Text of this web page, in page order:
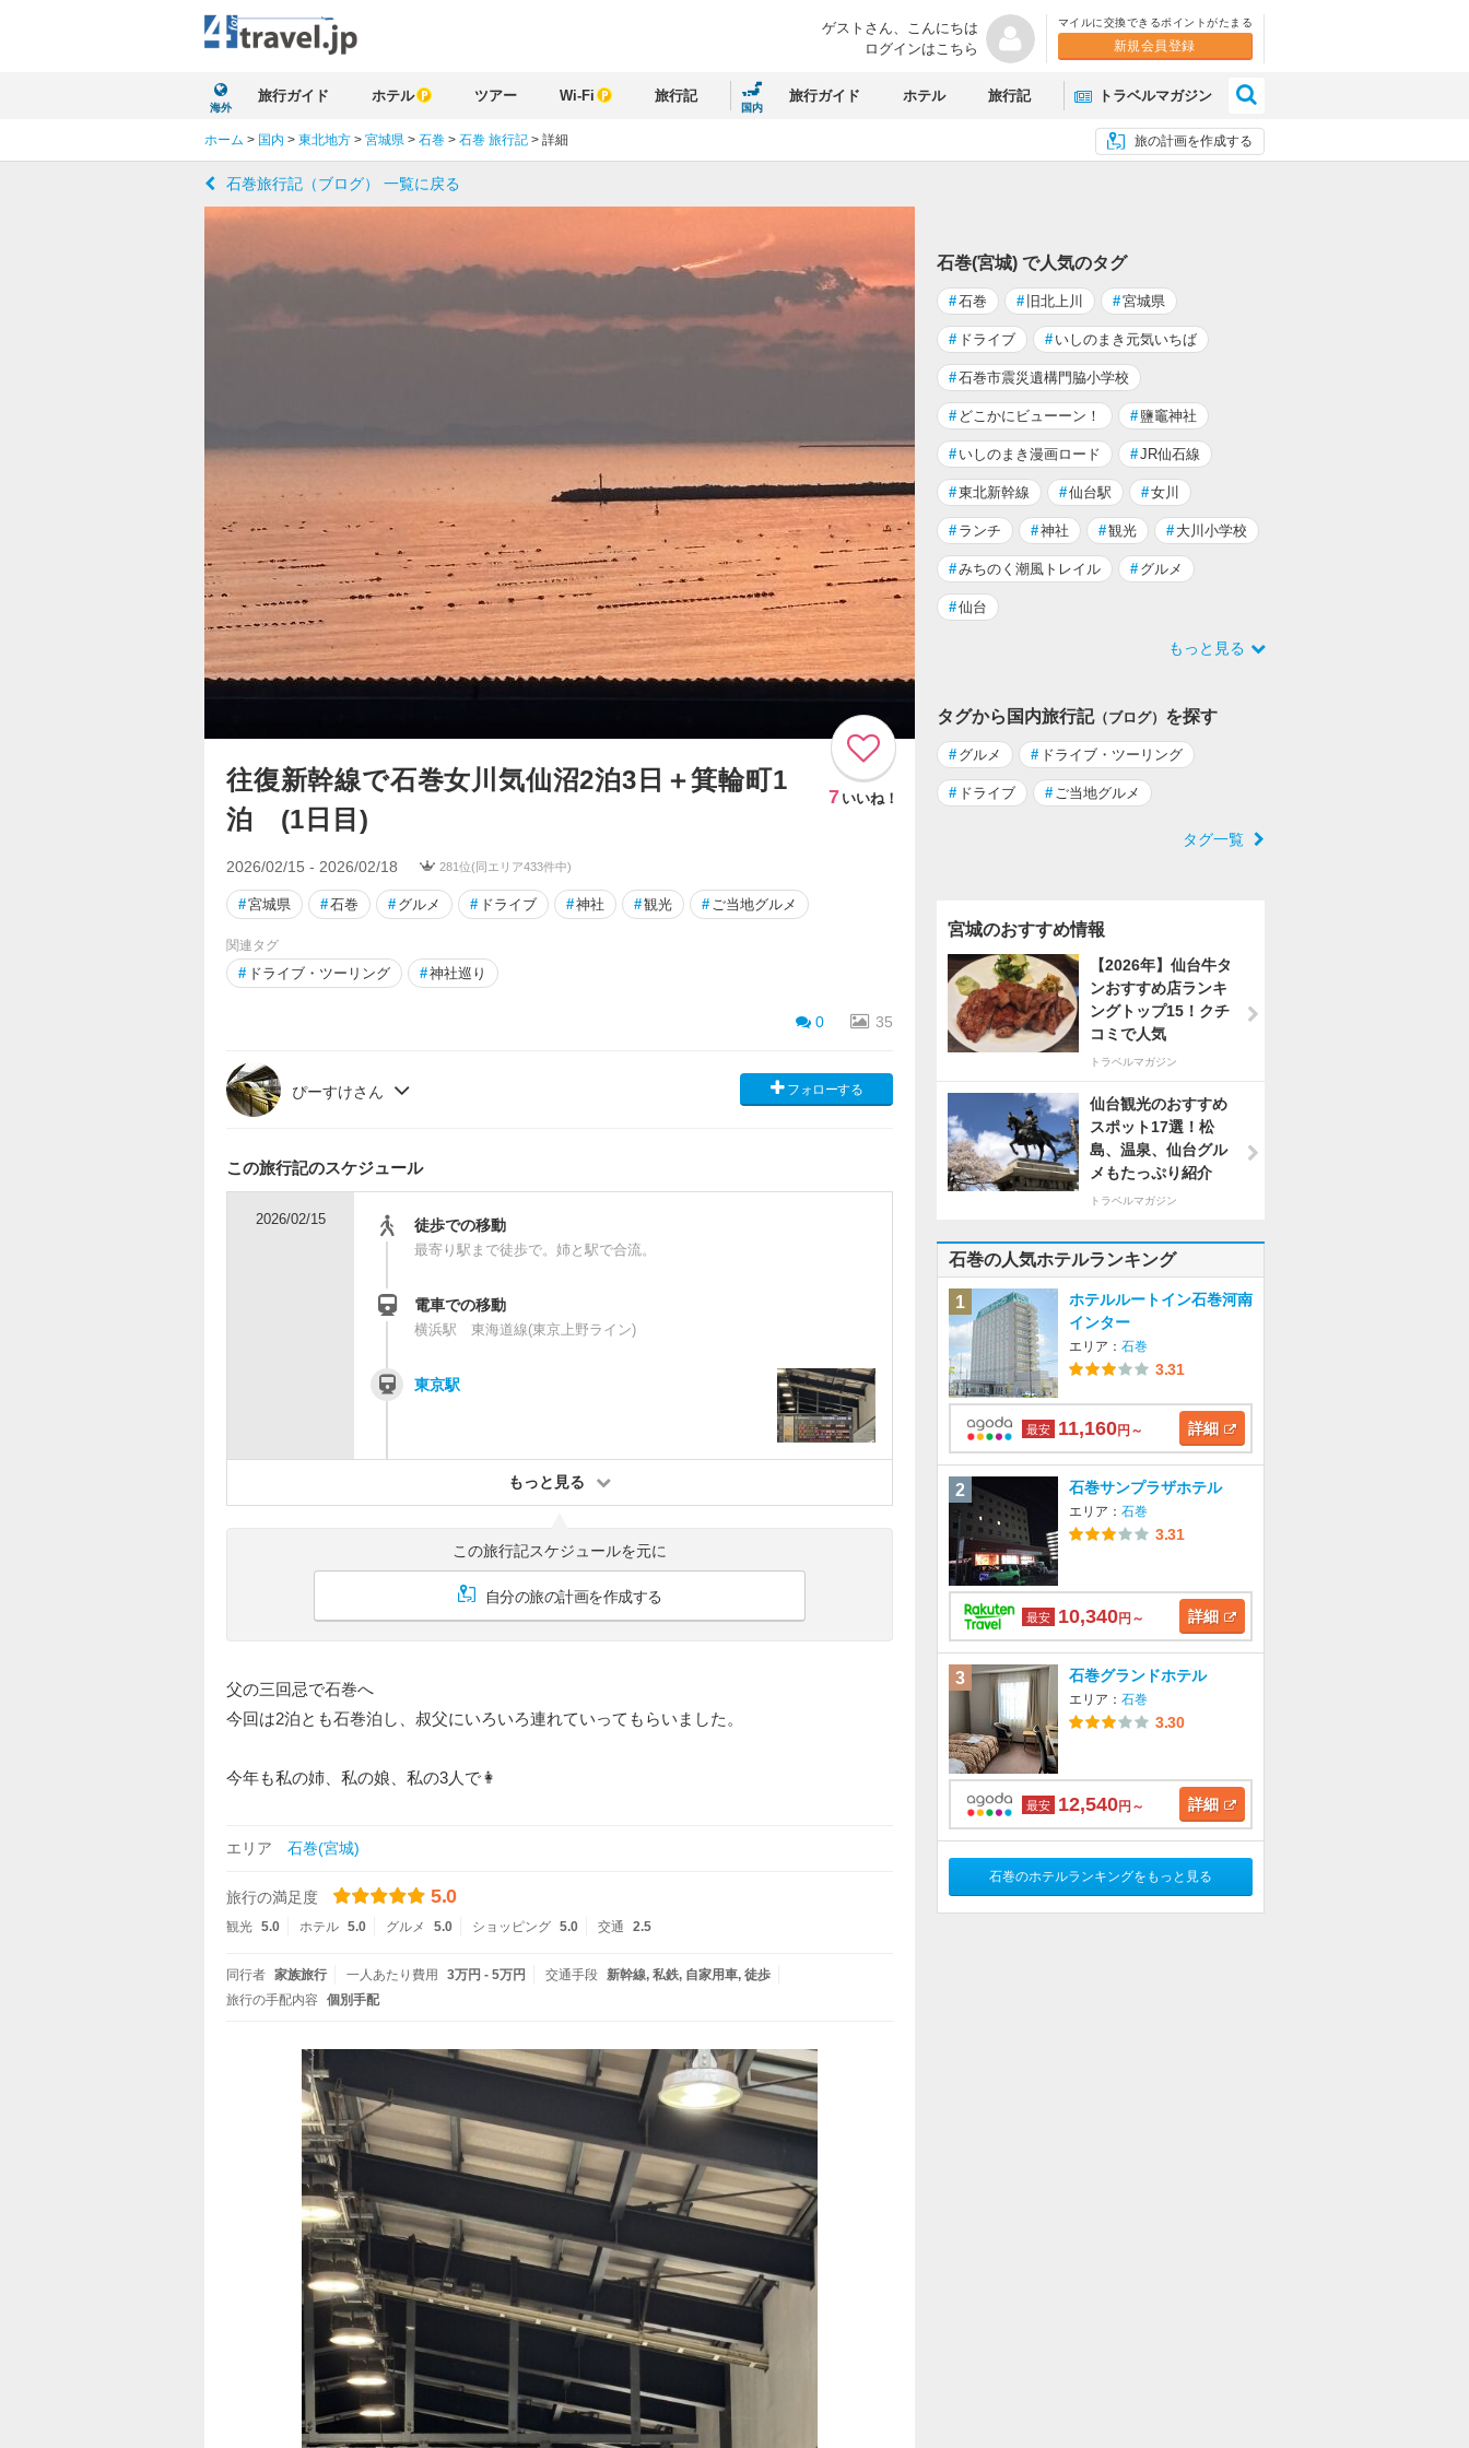
ゲストさん、 こんにちは
ログインはこちら
マイルに交換できるポイントがたまる
新規会員登録
海外
旅行ガイド ホテル ツアー Wi-Fi 旅行記
国内
旅行ガイド ホテル 旅行記 トラベルマガジン
旅の計画を作成する
ホーム > 国内 > 東北地方 > 宮城県 > 石巻 > 石巻 旅行記 > 詳細
石巻旅行記（ブログ） 一覧に戻る
往復新幹線で石巻女川気仙沼2泊3日＋箕輪町1
泊 (1日目)
7 いいね！
2026/02/15 - 2026/02/18 281位(同エリア433件中)
#宮城県 #石巻 # グルメ # ドライブ #神社 #観光 # ご当地グルメ
関連タグ
# ドライブ・ツーリング #神社巡り
0 35
ぴーすけさん フォローする
この旅行記のスケジュール
2026/02/15 徒歩での移動
最寄り駅まで徒歩で。姉と駅で合流。
電車での移動
横浜駅 東海道線(東京上野ライン)
東京駅
もっと見る
この旅行記スケジュールを元に
自分の旅の計画を作成する
父の三回忌で石巻へ
今回は2泊とも石巻泊し、叔父にいろいろ連れていってもらいました。
今年も私の姉、私の娘、私の3人で👩
エリア 石巻(宮城)
旅行の満足度 5.0
観光 5.0 ホテル 5.0 グルメ 5.0 ショッピング 5.0 交通 2.5
同行者 家族旅行 一人あたり費用 3万円 - 5万円 交通手段 新幹線 私鉄 自家用車 徒歩
旅行の手配内容
個別手配
石巻(宮城) で人気のタグ
#石巻 # 旧北上川 #宮城県
# ドライブ # いしのまき元気いちば
#石巻市震災遺構門脇小学校
# どこかにビューーン！ # 鹽竈神社
# いしのまき漫画ロード #JR仙石線
#東北新幹線 #仙台駅 #女川
# ランチ #神社 #観光 # 大川小学校
#みちのく潮風トレイル # グルメ
#仙台
もっと見る
タグから国内旅行記（ブログ） を探す
# グルメ # ドライブ・ツーリング
# ドライブ # ご当地グルメ
タグ一覧
宮城のおすすめ情報
【2026年】仙台牛タ
ンおすすめ店ランキ
ングトップ15！クチ
コミで人気
トラベルマガジン
仙台観光のおすすめ
スポット17選！松
島、温泉、仙台グル
メもたっぷり紹介
トラベルマガジン
石巻の人気ホテルランキング
1
ホテルルートイン石巻河南
インター
エリア： 石巻
3.31
最安 11,160円～ 詳細
2 石巻サンプラザホテル
エリア： 石巻
3.31
最安 10,340円～ 詳細
3 石巻グランドホテル
エリア： 石巻
3.30
最安 12,540円～ 詳細
石巻のホテルランキングをもっと見る